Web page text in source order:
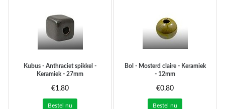
Kubus - Anthraciet spikkel -
Keramiek - 27mm
€1,80
Bestel nu
Bol - Mosterd claire - Keramiek
- 12mm
€0,80
Bestel nu